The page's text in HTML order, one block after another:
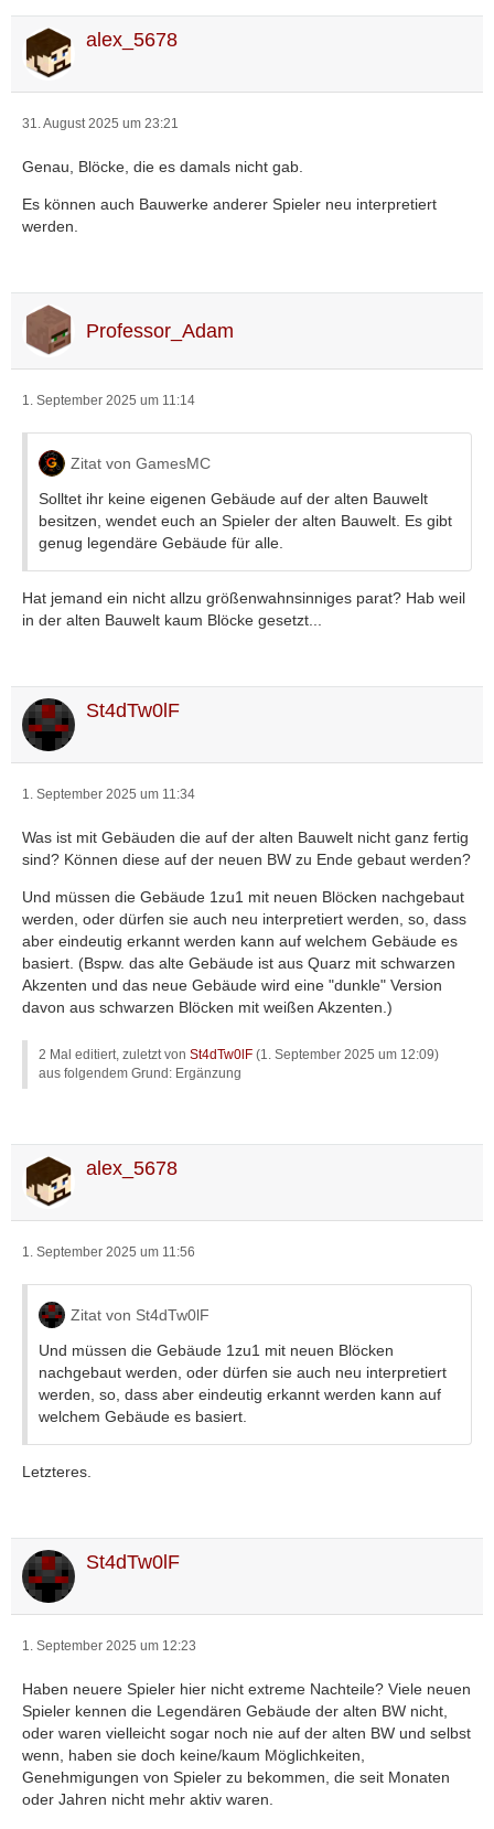
alex_5678
31. August 2025 um 23:21
Genau, Blöcke, die es damals nicht gab.
Es können auch Bauwerke anderer Spieler neu interpretiert
werden.
Professor_Adam
1. September 2025 um 11:14
Zitat von GamesMC
Solltet ihr keine eigenen Gebäude auf der alten Bauwelt
besitzen, wendet euch an Spieler der alten Bauwelt. Es gibt
genug legendäre Gebäude für alle.
Hat jemand ein nicht allzu größenwahnsinniges parat? Hab weil
in der alten Bauwelt kaum Blöcke gesetzt...
St4dTw0lF
1. September 2025 um 11:34
Was ist mit Gebäuden die auf der alten Bauwelt nicht ganz fertig
sind? Können diese auf der neuen BW zu Ende gebaut werden?
Und müssen die Gebäude 1zu1 mit neuen Blöcken nachgebaut
werden, oder dürfen sie auch neu interpretiert werden, so, dass
aber eindeutig erkannt werden kann auf welchem Gebäude es
basiert. (Bspw. das alte Gebäude ist aus Quarz mit schwarzen
Akzenten und das neue Gebäude wird eine "dunkle" Version
davon aus schwarzen Blöcken mit weißen Akzenten.)
2 Mal editiert, zuletzt von St4dTw0lF (1. September 2025 um 12:09)
aus folgendem Grund: Ergänzung
alex_5678
1. September 2025 um 11:56
Zitat von St4dTw0lF
Und müssen die Gebäude 1zu1 mit neuen Blöcken
nachgebaut werden, oder dürfen sie auch neu interpretiert
werden, so, dass aber eindeutig erkannt werden kann auf
welchem Gebäude es basiert.
Letzteres.
St4dTw0lF
1. September 2025 um 12:23
Haben neuere Spieler hier nicht extreme Nachteile? Viele neuen
Spieler kennen die Legendären Gebäude der alten BW nicht,
oder waren vielleicht sogar noch nie auf der alten BW und selbst
wenn, haben sie doch keine/kaum Möglichkeiten,
Genehmigungen von Spieler zu bekommen, die seit Monaten
oder Jahren nicht mehr aktiv waren.